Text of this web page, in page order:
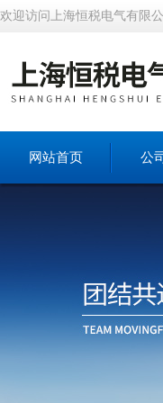
欢迎访问上海恒税电气有限
网站首页 公